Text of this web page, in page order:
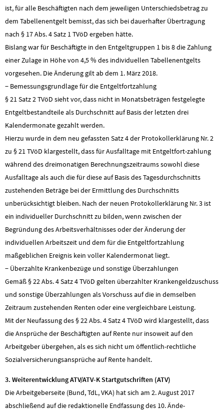
ist, für alle Beschäftigten nach dem jeweiligen Unterschiedsbetrag zu
dem Tabellenentgelt bemisst, das sich bei dauerhafter Übertragung
nach § 17 Abs. 4 Satz 1 TVöD ergeben hätte.
Bislang war für Beschäftigte in den Entgeltgruppen 1 bis 8 die Zahlung
einer Zulage in Höhe von 4,5 % des individuellen Tabellenentgelts
vorgesehen. Die Änderung gilt ab dem 1. März 2018.
− Bemessungsgrundlage für die Entgeltfortzahlung
§ 21 Satz 2 TVöD sieht vor, dass nicht in Monatsbeträgen festgelegte
Entgeltbestandteile als Durchschnitt auf Basis der letzten drei
Kalendermonate gezahlt werden.
Hierzu wurde in dem neu gefassten Satz 4 der Protokollerklärung Nr. 2
zu § 21 TVöD klargestellt, dass für Ausfalltage mit Entgeltfort-zahlung
während des dreimonatigen Berechnungszeitraums sowohl diese
Ausfalltage als auch die für diese auf Basis des Tagesdurchschnitts
zustehenden Beträge bei der Ermittlung des Durchschnitts
unberücksichtigt bleiben. Nach der neuen Protokollerklärung Nr. 3 ist
ein individueller Durchschnitt zu bilden, wenn zwischen der
Begründung des Arbeitsverhältnisses oder der Änderung der
individuellen Arbeitszeit und dem für die Entgeltfortzahlung
maßgeblichen Ereignis kein voller Kalendermonat liegt.
− Überzahlte Krankenbezüge und sonstige Überzahlungen
Gemäß § 22 Abs. 4 Satz 4 TVöD gelten überzahlter Krankengeldzuschuss
und sonstige Überzahlungen als Vorschuss auf die in demselben
Zeitraum zustehenden Renten oder eine vergleichbare Leistung.
Mit der Neufassung des § 22 Abs. 4 Satz 4 TVöD wird klargestellt, dass
die Ansprüche der Beschäftigten auf Rente nur insoweit auf den
Arbeitgeber übergehen, als es sich nicht um öffentlich-rechtliche
Sozialversicherungsansprüche auf Rente handelt.
3. Weiterentwicklung ATV/ATV-KStartgutschriften (ATV)
Die Arbeitgeberseite (Bund, TdL, VKA) hat sich am 2. August 2017
abschließend auf die redaktionelle Endfassung des 10. Ände-